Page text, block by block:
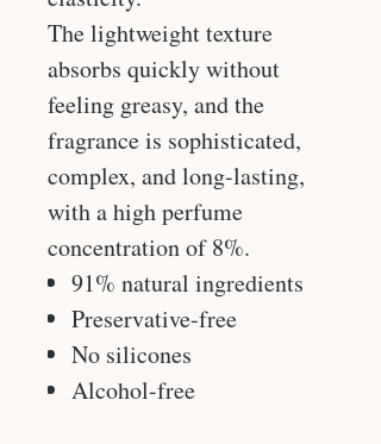
The lightweight texture
absorbs quickly without
feeling greasy, and the
fragrance is sophisticated,
complex, and long-lasting,
with a high perfume
concentration of 8%.
91% natural ingredients
Preservative-free
No silicones
Alcohol-free